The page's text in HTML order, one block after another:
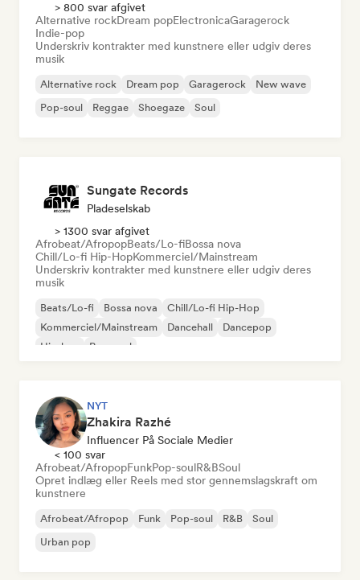
> 800 svar afgivet
Alternative rockDream popElectronicaGaragerock
Indie-pop
Underskriv kontrakter med kunstnere eller udgiv deres
musik
Alternative rock Dream pop Garagerock
New wave
Pop-soul
Reggae Shoegaze Soul
Sungate Records
Pladeselskab
> 1300 svar afgivet
Afrobeat/AfropopBeats/Lo-fiBossa nova
Chill/Lo-fi Hip-HopKommerciel/Mainstream
Underskriv kontrakter med kunstnere eller udgiv deres
musik
Beats/Lo-fi Bossa nova
Chill/Lo-fi Hip-Hop
Kommerciel/Mainstream
Dancehall
Dancepop
Hip-hop
Pop-soul
NYT
Zhakira Razhé
Influencer På Sociale Medier
< 100 svar
Afrobeat/AfropopFunkPop-soulR&BSoul
Opret indlæg eller Reels med stor gennemslagskraft om
kunstnere
Afrobeat/Afropop Funk Pop-soul R&B
Soul
Urban pop